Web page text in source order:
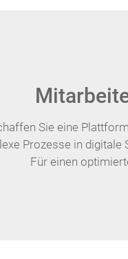
Sie eine
Prozesse in digitale
Für einen